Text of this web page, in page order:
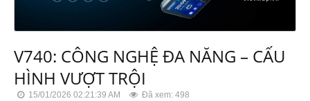
V740: CÔNG NGHỆ ĐA NĂNG – CẤU
HÌNH VƯỢT TRỘI
15/01/2026 02:21:39 AM Đã xem: 498